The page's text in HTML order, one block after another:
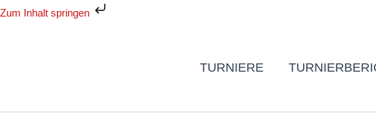
Zum Inhalt springen
Zum
TURNIERE